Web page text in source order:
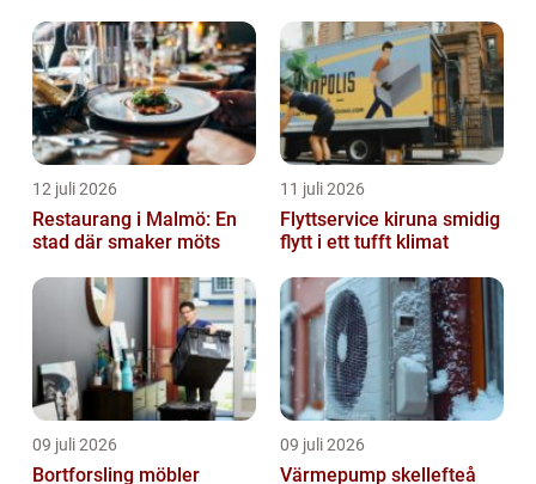
12 juli 2026
Restaurang i Malmö: En
stad där smaker möts
11 juli 2026
Flyttservice kiruna smidig
flytt i ett tufft klimat
09 juli 2026
Bortforsling möbler
09 juli 2026
Värmepump skellefteå